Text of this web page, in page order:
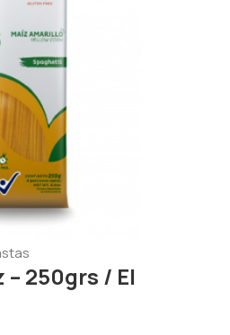
250grs / El